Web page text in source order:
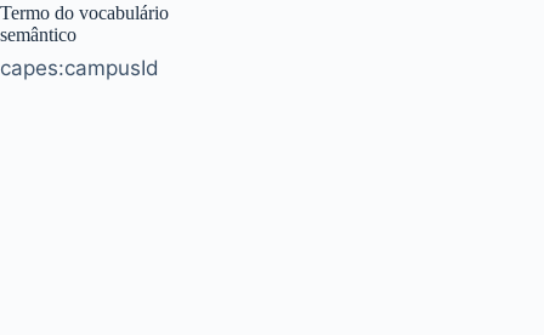
Termo do vocabulário
semântico
capes:campusId